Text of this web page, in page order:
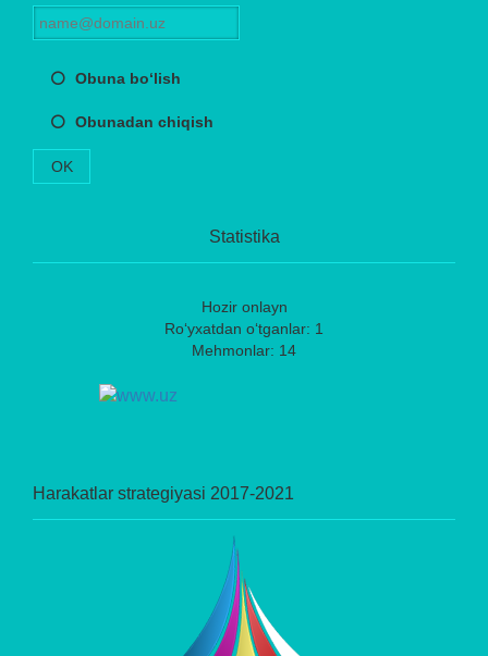
Obuna bo‘lish
Obunadan chiqish
OK
Statistika
Hozir onlayn
Ro‘yxatdan o‘tganlar: 1
Mehmonlar: 14
Harakatlar strategiyasi 2017-2021